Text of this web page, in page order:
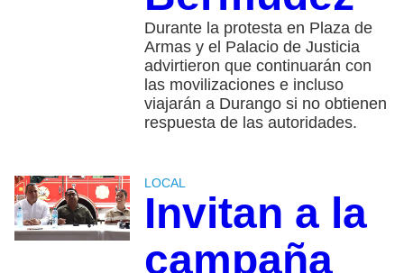
Durante la protesta en Plaza de
Armas y el Palacio de Justicia
advirtieron que continuarán con
las movilizaciones e incluso
viajarán a Durango si no obtienen
respuesta de las autoridades.
LOCAL
Invitan a la
campaña